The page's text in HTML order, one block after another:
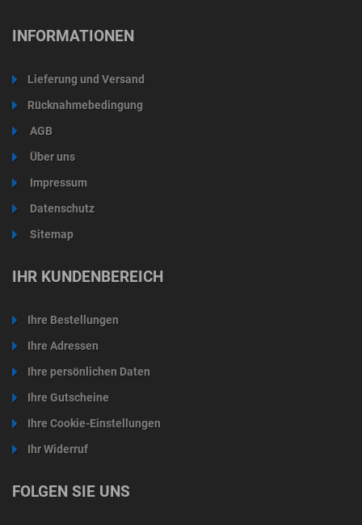
INFORMATIONEN
Lieferung und Versand
Rücknahmebedingung
AGB
Über uns
Impressum
Datenschutz
Sitemap
IHR KUNDENBEREICH
Ihre Bestellungen
Ihre Adressen
Ihre persönlichen Daten
Ihre Gutscheine
Ihre Cookie-Einstellungen
Ihr Widerruf
FOLGEN SIE UNS